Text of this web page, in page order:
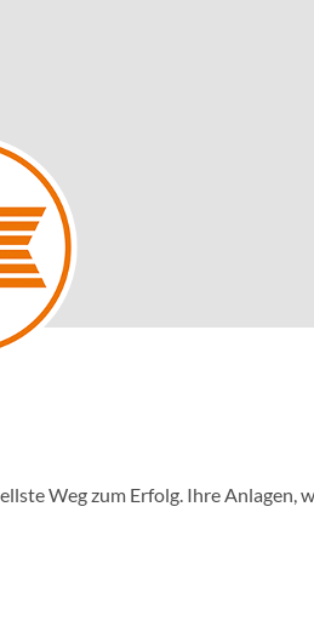
Weg zum Erfolg. Ihre Anlagen,